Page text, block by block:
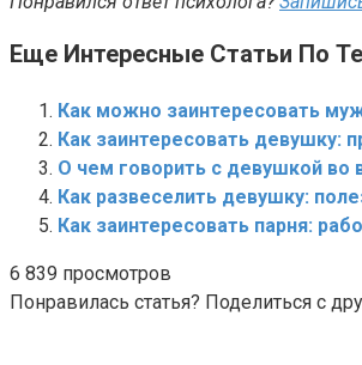
Еще Интересные Статьи По
Как можно заинтересовать
Как заинтересовать
О чем говорить с девушкой во
Как развеселить девушку:
Как заинтересовать парня:
6 839 просмотров
Понравилась статья? Поделиться с